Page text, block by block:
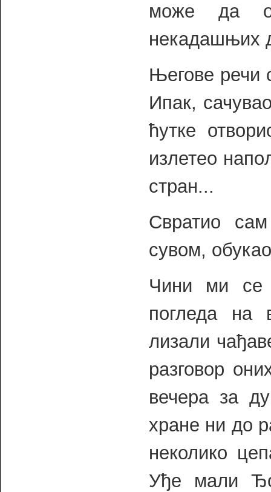
може да
некадашњих
Његове речи
Ипак,
ћутке
излетео
стран...
Свратио
сувом,
Чини ми се
погледа на
лизали
разговор
вечера за
хране ни до
неколико
Уђе мали